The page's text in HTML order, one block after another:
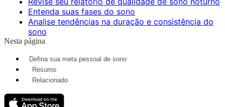
Entenda suas fases do sono
Analise tendências na duração e consistência do
sono
Nesta página
Defina sua meta pessoal de sono
Resumo
Relacionado